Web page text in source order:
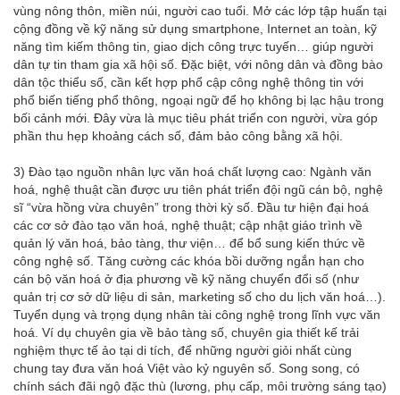
vùng nông thôn, miền núi, người cao tuổi. Mở các lớp tập huấn tại
cộng đồng về kỹ năng sử dụng smartphone, Internet an toàn, kỹ
năng tìm kiếm thông tin, giao dịch công trực tuyến… giúp người
dân tự tin tham gia xã hội số. Đặc biệt, với nông dân và đồng bào
dân tộc thiểu số, cần kết hợp phổ cập công nghệ thông tin với
phổ biến tiếng phổ thông, ngoại ngữ để họ không bị lạc hậu trong
bối cảnh mới. Đây vừa là mục tiêu phát triển con người, vừa góp
phần thu hẹp khoảng cách số, đảm bảo công bằng xã hội.
3) Đào tạo nguồn nhân lực văn hoá chất lượng cao: Ngành văn
hoá, nghệ thuật cần được ưu tiên phát triển đội ngũ cán bộ, nghệ
sĩ “vừa hồng vừa chuyên” trong thời kỳ số. Đầu tư hiện đại hoá
các cơ sở đào tạo văn hoá, nghệ thuật; cập nhật giáo trình về
quản lý văn hoá, bảo tàng, thư viện… để bổ sung kiến thức về
công nghệ số. Tăng cường các khóa bồi dưỡng ngắn hạn cho
cán bộ văn hoá ở địa phương về kỹ năng chuyển đổi số (như
quản trị cơ sở dữ liệu di sản, marketing số cho du lịch văn hoá…).
Tuyển dụng và trọng dụng nhân tài công nghệ trong lĩnh vực văn
hoá. Ví dụ chuyên gia về bảo tàng số, chuyên gia thiết kế trải
nghiệm thực tế ảo tại di tích, để những người giỏi nhất cùng
chung tay đưa văn hoá Việt vào kỷ nguyên số. Song song, có
chính sách đãi ngộ đặc thù (lương, phụ cấp, môi trường sáng tạo)